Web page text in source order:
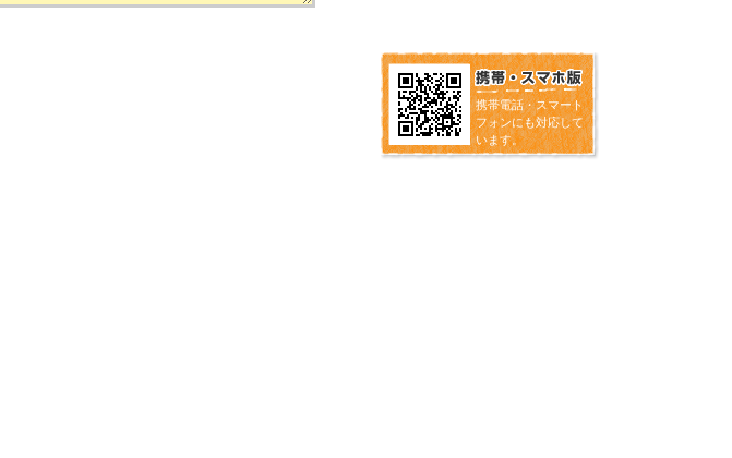
携帯電話・スマート
フォンにも対応して
います。